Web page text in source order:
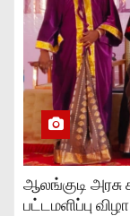
ஆலங்குடி
பட்டமளிப்பு